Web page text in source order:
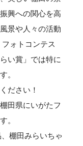
興への関心を高
景や人々の活動
ォトコンテス
い賞」では特に
。
ださい！
田県にいがたフ
。
棚田みらいちゃ